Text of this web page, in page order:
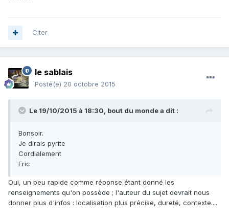
Citer
le sablais
Posté(e) 20 octobre 2015
Le 19/10/2015 à 18:30, bout du monde a dit :
Bonsoir.
Je dirais pyrite
Cordialement
Eric
Oui, un peu rapide comme réponse étant donné les
renseignements qu'on possède ; l'auteur du sujet devrait nous
donner plus d'infos : localisation plus précise, dureté, contexte....